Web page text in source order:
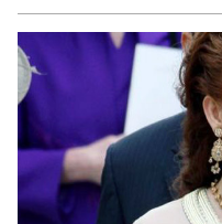
fausse neutralité dans le
procédé à la nomination…